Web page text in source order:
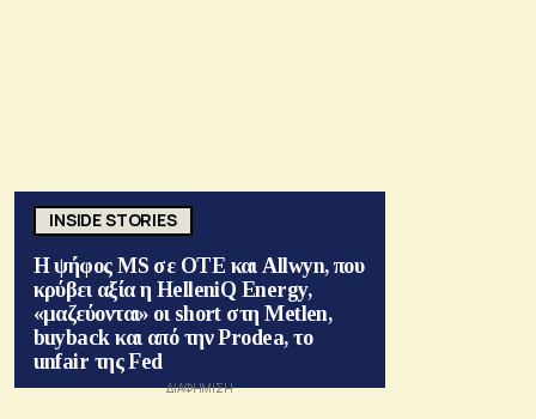
INSIDE STORIES
Η ψήφος MS σε ΟΤΕ και Allwyn, που
κρύβει αξία η HelleniQ Energy,
«μαζεύονται» οι short στη Metlen,
buyback και από την Prodea, το
unfair της Fed